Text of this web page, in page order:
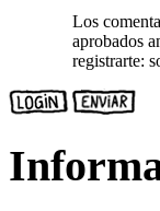
Los
aprobados
registrarte: